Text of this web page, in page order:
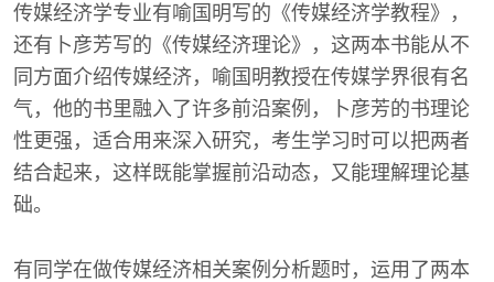
传媒经济学专业有喻国明写的《传媒经济学教程》，
还有卜彦芳写的《传媒经济理论》，这两本书能从不
同方面介绍传媒经济，喻国明教授在传媒学界很有名
气，他的书里融入了许多前沿案例，卜彦芳的书理论
性更强，适合用来深入研究，考生学习时可以把两者
结合起来，这样既能掌握前沿动态，又能理解理论基
础。
有同学在做传媒经济相关案例分析题时，运用了两本